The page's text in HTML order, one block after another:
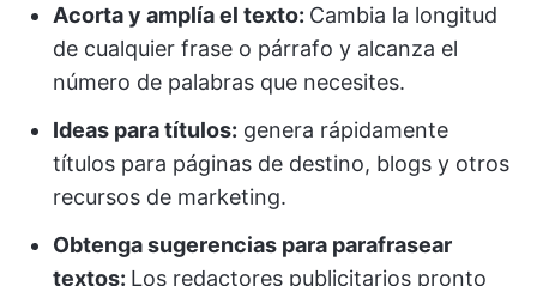
Acorta y amplía el texto: Cambia la longitud
de cualquier frase o párrafo y alcanza el
número de palabras que necesites.
Ideas para títulos: genera rápidamente
títulos para páginas de destino, blogs y otros
recursos de marketing.
Obtenga sugerencias para parafrasear
textos: Los redactores publicitarios pronto